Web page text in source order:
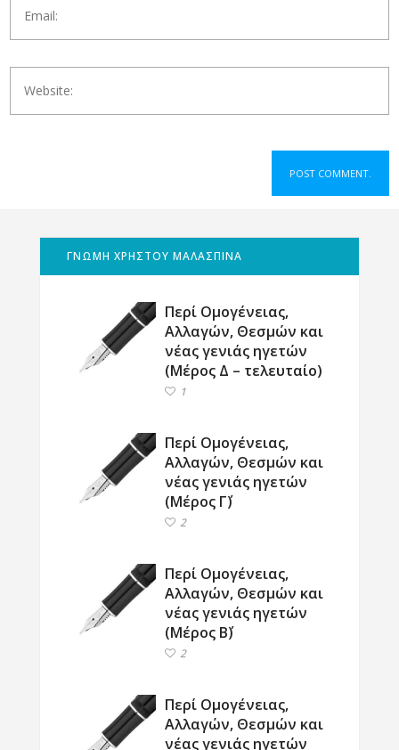
ΓΝΩΜΗ ΧΡΗΣΤΟΥ ΜΑΛΑΣΠΙΝΑ
Περί Ομογένειας,
Αλλαγών, Θεσμών και
νέας γενιάς ηγετών
(Μέρος Δ – τελευταίο)
1
Περί Ομογένειας,
Αλλαγών, Θεσμών και
νέας γενιάς ηγετών
(Μέρος Γ΄)
2
Περί Ομογένειας,
Αλλαγών, Θεσμών και
νέας γενιάς ηγετών
(Μέρος Β΄)
2
Περί Ομογένειας,
Αλλαγών, Θεσμών και
νέας γενιάς ηγετών